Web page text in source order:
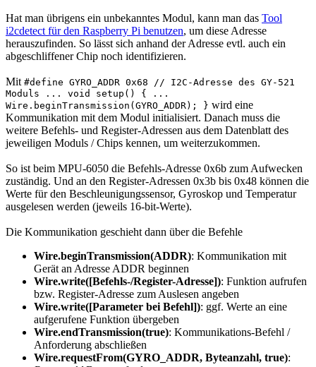
Hat man übrigens ein unbekanntes Modul, kann man das Tool
i2cdetect für den Raspberry Pi benutzen, um diese Adresse
herauszufinden. So lässt sich anhand der Adresse evtl. auch ein
abgeschliffener Chip noch identifizieren.
Mit #define GYRO_ADDR 0x68 // I2C-Adresse des GY-521
Moduls ... void setup() { ...
Wire.beginTransmission(GYRO_ADDR); } wird eine
Kommunikation mit dem Modul initialisiert. Danach muss die
weitere Befehls- und Register-Adressen aus dem Datenblatt des
jeweiligen Moduls / Chips kennen, um weiterzukommen.
So ist beim MPU-6050 die Befehls-Adresse 0x6b zum Aufwecken
zuständig. Und an den Register-Adressen 0x3b bis 0x48 können die
Werte für den Beschleunigungssensor, Gyroskop und Temperatur
ausgelesen werden (jeweils 16-bit-Werte).
Die Kommunikation geschieht dann über die Befehle
Wire.beginTransmission(ADDR): Kommunikation mit
Gerät an Adresse ADDR beginnen
Wire.write([Befehls-/Register-Adresse]): Funktion aufrufen
bzw. Register-Adresse zum Auslesen angeben
Wire.write([Parameter bei Befehl]): ggf. Werte an eine
aufgerufene Funktion übergeben
Wire.endTransmission(true): Kommunikations-Befehl /
Anforderung abschließen
Wire.requestFrom(GYRO_ADDR, Byteanzahl, true):